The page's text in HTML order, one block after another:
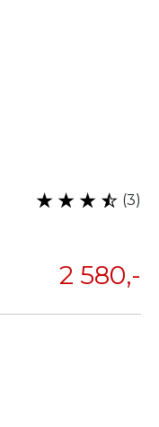
(3)
2 580,-